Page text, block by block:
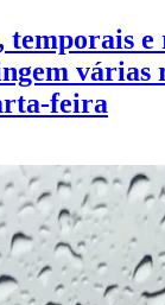
temporais e
várias
feira